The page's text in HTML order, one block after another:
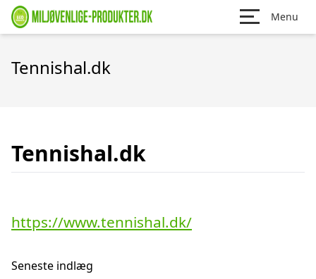
Menu
Tennishal.dk
Tennishal.dk
https://www.tennishal.dk/
Seneste indlæg